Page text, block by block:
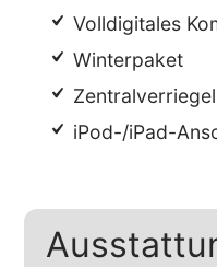
Volldigitales
Winterpaket
iPod-/iPad-